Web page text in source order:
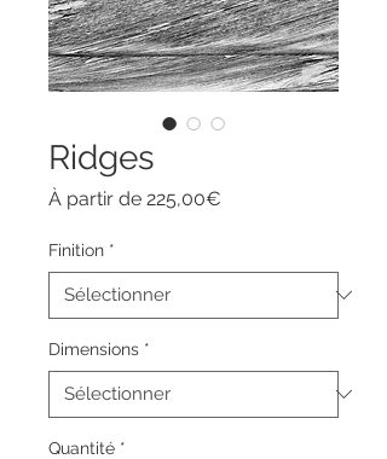
Ridges
À partir de 225,00€
Finition *
Dimensions *
Quantité *